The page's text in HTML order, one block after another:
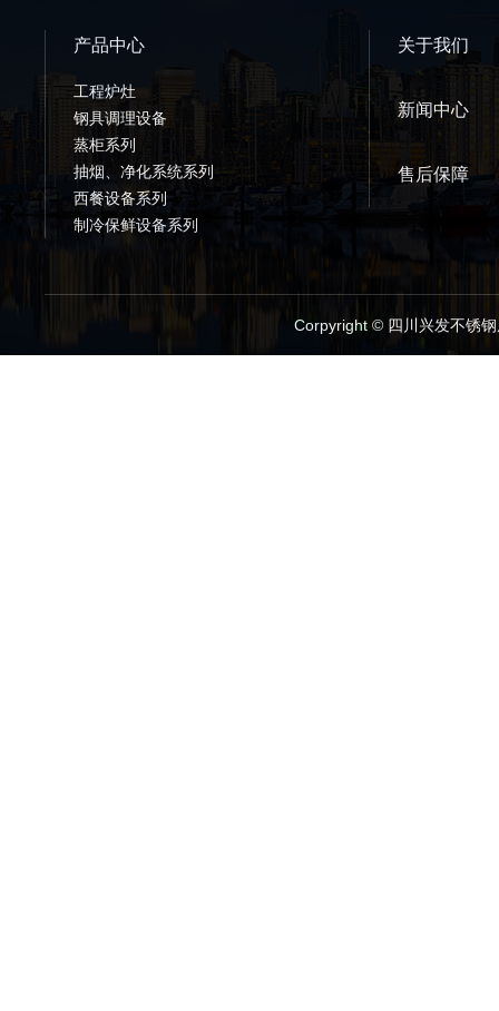
产品中心
工程炉灶
钢具调理设备
蒸柜系列
抽烟、净化系统系列
西餐设备系列
制冷保鲜设备系列
关于我们
新闻中心
售后保障
Corpyright © 四川兴发不锈